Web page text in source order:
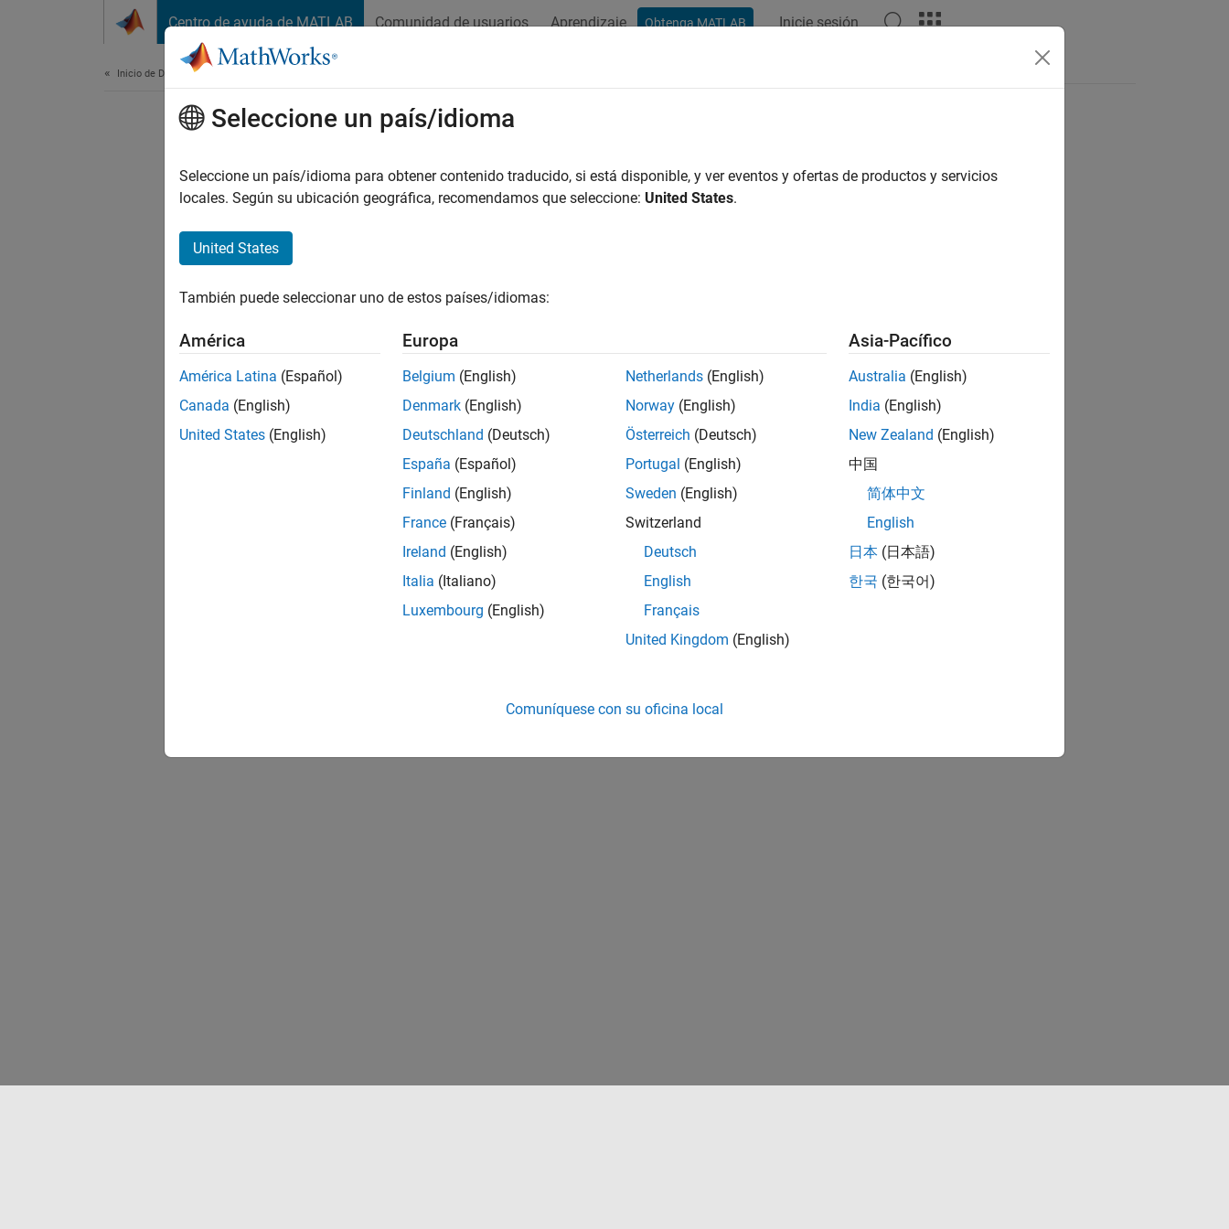
Centro de ayuda de MATLAB Comunidad de usuarios Aprendizaje Obtenga MATLAB Inicie sesión
Inicio de Documentación
How useful was this information?
Seleccione un país/idioma
Seleccione un país/idioma para obtener contenido traducido, si está disponible, y ver eventos y ofertas de productos y servicios
locales. Según su ubicación geográfica, recomendamos que seleccione: United States.
United States
También puede seleccionar uno de estos países/idiomas:
América
América Latina (Español)
Canada (English)
United States (English)
Europa
Belgium (English)
Denmark (English)
Deutschland (Deutsch)
España (Español)
Finland (English)
France (Français)
Ireland (English)
Italia (Italiano)
Luxembourg (English)
Netherlands (English)
Norway (English)
Österreich (Deutsch)
Portugal (English)
Sweden (English)
Switzerland
Deutsch
English
Français
United Kingdom (English)
Asia-Pacífico
Australia (English)
India (English)
New Zealand (English)
中国
简体中文
English
日本 (日本語)
한국 (한국어)
Comuníquese con su oficina local